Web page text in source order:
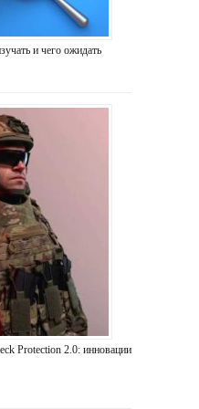
и чего ожидать
Protection 2.0: инновации